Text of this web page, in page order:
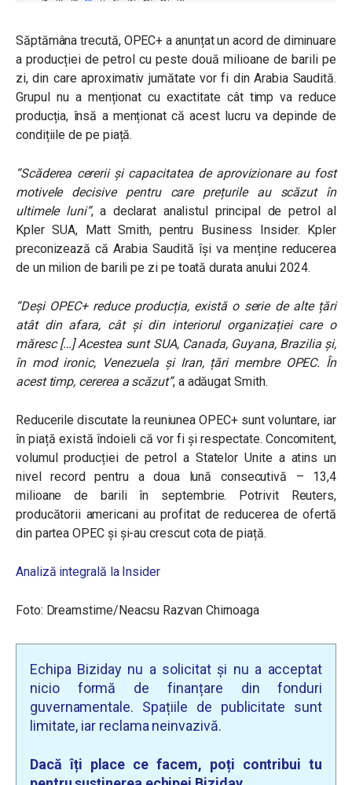
Săptămâna trecută, OPEC+ a anunțat un acord de diminuare
a producției de petrol cu peste două milioane de barili pe
zi, din care aproximativ jumătate vor fi din Arabia Saudită.
Grupul nu a menționat cu exactitate cât timp va reduce
producția, însă a menționat că acest lucru va depinde de
condițiile de pe piață.
“Scăderea cererii și capacitatea de aprovizionare au fost
motivele decisive pentru care prețurile au scăzut în
ultimele luni”, a declarat analistul principal de petrol al
Kpler SUA, Matt Smith, pentru Business Insider. Kpler
preconizează că Arabia Saudită își va menține reducerea
de un milion de barili pe zi pe toată durata anului 2024.
“Deși OPEC+ reduce producția, există o serie de alte țări
atât din afara, cât și din interiorul organizației care o
măresc […] Acestea sunt SUA, Canada, Guyana, Brazilia și,
în mod ironic, Venezuela și Iran, țări membre OPEC. În
acest timp, cererea a scăzut”, a adăugat Smith.
Reducerile discutate la reuniunea OPEC+ sunt voluntare, iar
în piață există îndoieli că vor fi și respectate. Concomitent,
volumul producției de petrol a Statelor Unite a atins un
nivel record pentru a doua lună consecutivă – 13,4
milioane de barili în septembrie. Potrivit Reuters,
producătorii americani au profitat de reducerea de ofertă
din partea OPEC și și-au crescut cota de piață.
Analiză integrală la Insider
Foto: Dreamstime/Neacsu Razvan Chirnoaga
Echipa Biziday nu a solicitat și nu a acceptat
nicio formă de finanțare din fonduri
guvernamentale. Spațiile de publicitate sunt
limitate, iar reclama neinvazivă.
Dacă îți place ce facem, poți contribui tu